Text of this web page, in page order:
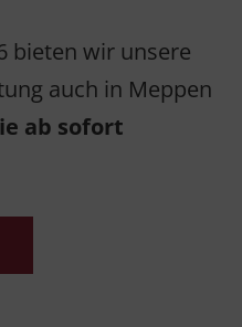
bieten wir unsere
auch in Meppen
ab sofort